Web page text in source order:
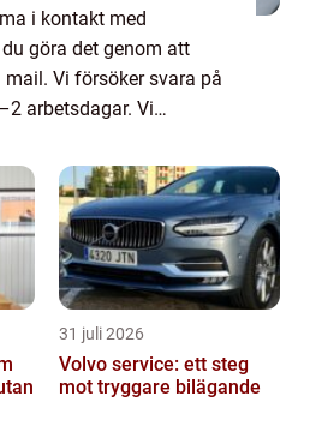
i kontakt med
göra det genom att
Vi försöker svara på
arbetsdagar. Vi
på vår sida.
31 juli 2026
Volvo service: ett steg
mot tryggare bilägande